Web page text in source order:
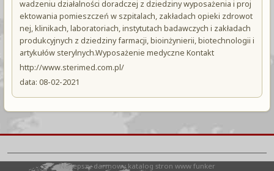
wadzeniu działalności doradczej z dziedziny wyposażenia i proj
ektowania pomieszczeń w szpitalach, zakładach opieki zdrowot
nej, klinikach, laboratoriach, instytutach badawczych i zakładach
produkcyjnych z dziedziny farmacji, bioinżynierii, biotechnologii i
artykułów sterylnych.Wyposażenie medyczne Kontakt
http://www.sterimed.com.pl/
data: 08-02-2021
Najlepszy darmowy katalog stron www funker